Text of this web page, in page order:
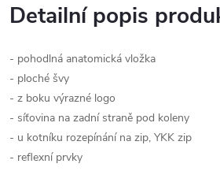
Detailní popis
- pohodlná anatomická vložka
- ploché švy
- z boku výrazné logo
- síťovina na zadní straně pod koleny
- u kotníku rozepínání na zip, YKK zip
- reflexní prvky